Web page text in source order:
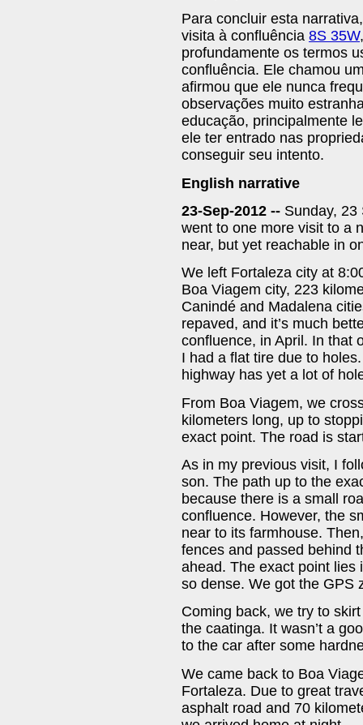
Para concluir esta
visita à confluência 8S 35W
profundamente os termos
confluência. Ele chamou
afirmou que ele nunca
observações muito
educação, principalmente
ele ter entrado nas
conseguir seu intento.
English narrative
23-Sep-2012 -- Sunday, 23
went to one more visit to a
near, but yet reachable in
We left Fortaleza city at
Boa Viagem city, 223
Canindé and Madalena
repaved, and it’s much
confluence, in April. In that
I had a flat tire due to
highway has yet a lot of
From Boa Viagem, we
kilometers long, up to
exact point. The road is
As in my previous visit, I
son. The path up to the
because there is a small
confluence. However, the
near to its farmhouse.
fences and passed behind
ahead. The exact point lies
so dense. We got the GPS
Coming back, we try to
the caatinga. It wasn’t a
to the car after some
We came back to Boa
Fortaleza. Due to great
asphalt road and 70